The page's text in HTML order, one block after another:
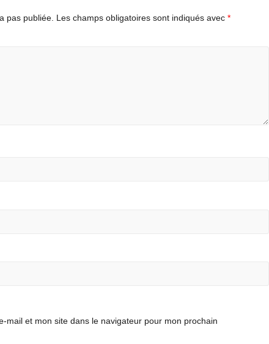
pas publiée. Les champs obligatoires sont indiqués avec*
mail et mon site dans le navigateur pour mon prochain